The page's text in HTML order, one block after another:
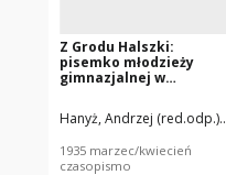
Z Grodu Halszki:
pisemko młodzieży
gimnazjalnej w
marzrzec/kwiecień R.6
Nr11
Hanyż, Andrzej (red.odp.)
1935 marzec/kwiecień
czasopismo